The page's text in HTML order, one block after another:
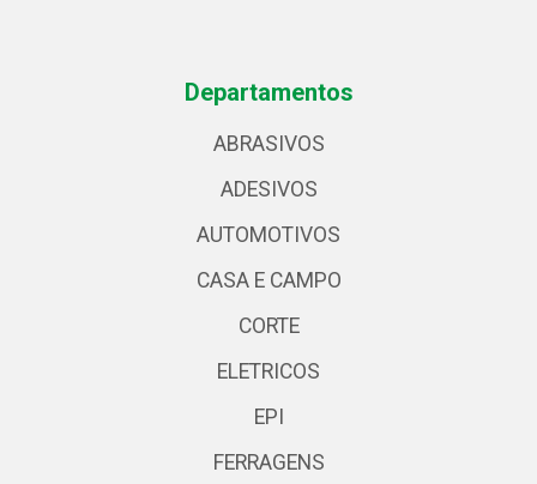
Departamentos
ABRASIVOS
ADESIVOS
AUTOMOTIVOS
CASA E CAMPO
CORTE
ELETRICOS
EPI
FERRAGENS